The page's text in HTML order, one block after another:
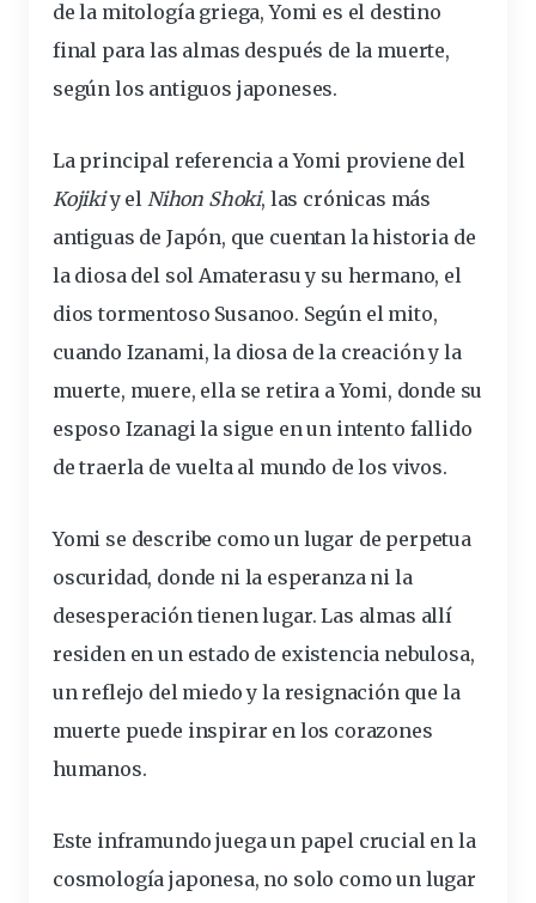
de la mitología griega, Yomi es el destino
final para las almas después de la muerte,
según los antiguos japoneses.
La principal referencia a Yomi proviene del
Kojikiy el Nihon Shoki, las crónicas más
antiguas de Japón, que cuentan la historia de
la diosa del sol Amaterasu y su hermano, el
dios tormentoso Susanoo. Según el mito,
cuando Izanami, la diosa de la creación y la
muerte, muere, ella se retira a Yomi, donde su
esposo Izanagi la sigue en un intento fallido
de traerla de vuelta al mundo de los vivos.
Yomi se describe como un lugar de perpetua
oscuridad, donde ni la esperanza ni la
desesperación tienen lugar. Las almas allí
residen en un estado de existencia nebulosa,
un reflejo del miedo y la resignación que la
muerte puede inspirar en los corazones
humanos.
Este inframundo juega un papel crucial en la
cosmología japonesa, no solo como un lugar